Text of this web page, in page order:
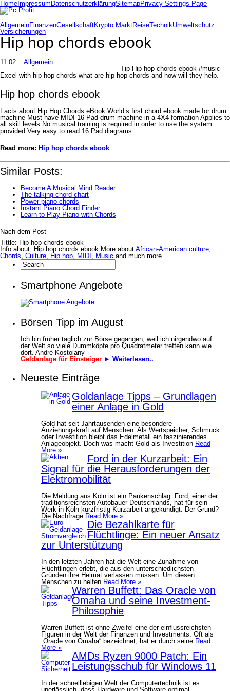
Home Impressum DatenschutzerklärungSitemapPrivacy Settings Page
---
AllgemeinFinanzenGesellschaftKrypto MarktReiseTechnikUmweltschutz
Versicherungen
Hip hop chords ebook
11.02.
Allgemein
Tip Hip hop chords ebook #music
Excel with hip hop chords what are hip hop chords and how will they help.
Hip hop chords ebook
Facts about Hip Hop Chords eBook World’s first chord ebook made for drum
machine Must have MIDI 16 Pad drum machine in a 4X4 formation Applies to
all skill levels No musical training is required in order to use the system
provided Very easy to read 16 Pad diagrams.
Read more: Hip hop chords ebook
Similar Posts:
Become A Musical Mind Reader
The talking chord chart
Power piano chords
Instant Piano Chord Finder
Learn to Play Piano with Chords
Nach dem Post
Tittle: Hip hop chords ebook
Info about: Hip hop chords ebook More about African-American culture
Chords Culture Hip hop MIDI Music and much more.
Smartphone Angebote
Börsen Tipp im August
Ich bin früher täglich zur Börse gegangen, weil ich nirgendwo auf
der Welt so viele Dummköpfe pro Quadrat­meter treffen kann wie
dort. André Kostolany
Geldanlage für Einsteiger ► Weiterlesen..
Neueste Einträge
Goldanlage Tipps – Grundlagen
einer Anlage in Gold
Gold hat seit Jahrtausenden eine besondere
Anziehungskraft auf Menschen. Als Wertspeicher, Schmuck
oder Investition bleibt das Edelmetall ein faszinierendes
Anlageobjekt. Doch was macht Gold als Investition Read
More »
Ford in der Kurzarbeit: Ein
Signal für die Herausforderungen der
Elektromobilität
Die Meldung aus Köln ist ein Paukenschlag: Ford, einer der
traditionsreichsten Autobauer Deutschlands, hat für sein
Werk in Köln kurzfristig Kurzarbeit angekündigt. Der Grund?
Die Nachfrage Read More »
Die Bezahlkarte für
Flüchtlinge: Ein neuer Ansatz
zur Unterstützung
In den letzten Jahren hat die Welt eine Zunahme von
Flüchtlingen erlebt, die aus den unterschiedlichsten
Gründen ihre Heimat verlassen müssen. Um diesen
Menschen zu helfen Read More »
Warren Buffett: Das Oracle von
Omaha und seine Investment-
Philosophie
Warren Buffett ist ohne Zweifel eine der einflussreichsten
Figuren in der Welt der Finanzen und Investments. Oft als
„Oracle von Omaha“ bezeichnet, hat er durch seine Read
More »
AMDs Ryzen 9000 Patch: Ein
Leistungsschub für Windows 11
In der schnelllebigen Welt der Computertechnik ist es
unerlässlich, dass Hardware und Software optimal